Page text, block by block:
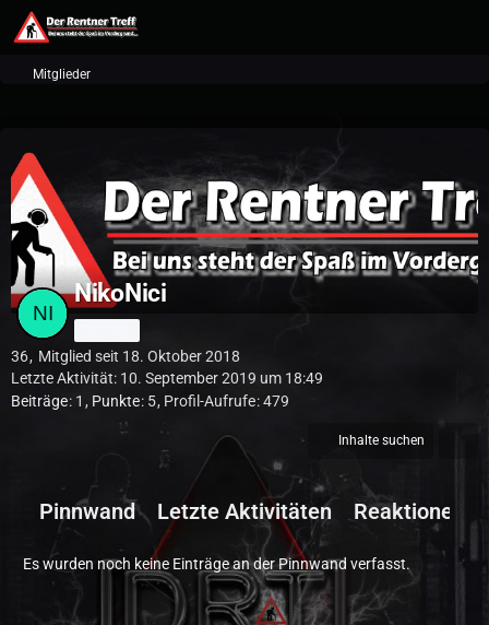
Mitglieder
NikoNici
36
Mitglied seit 18. Oktober 2018
Letzte Aktivität: 10. September 2019 um 18:49
Beiträge 1 Punkte 5 Profil-Aufrufe 479
Inhalte suchen
Pinnwand Letzte Aktivitäten Reaktionen
Es wurden noch keine Einträge an der Pinnwand verfasst.